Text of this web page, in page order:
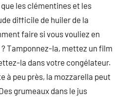
les clémentines et les
difficile de huiler de la
faire si vous vouliez en
Tamponnez-la, mettez un film
la dans votre congélateur.
à peu près, la mozzarella peut
grumeaux dans le jus